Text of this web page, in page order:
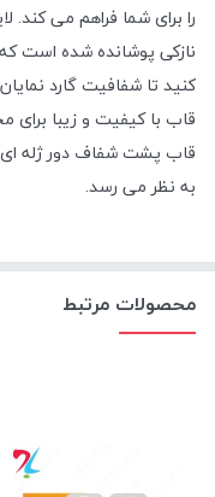
را برای شما فراهم می
نازکی پوشانده شده است که
کنید تا شفافیت گارد
قاب با کیفیت و زیبا
قاب پشت شفاف دور ژله ای
به نظر می رسد.
محصولات مرتبط